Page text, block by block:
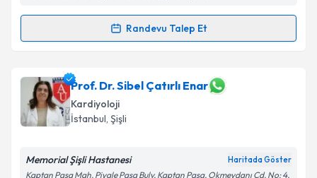
Randevu Talep Et
Randevu Takvimi Talebi
Uzm. Dr. Gizem Demiriçin randevu takvimi talebi
oluşturun. Size bu uzmandan randevu almanız için bir
takvim hazırlandığında e-posta ile bilgilendireceğiz.
Prof. Dr. Sibel Çatırlı Enar
Kardiyoloji
İstanbul, Şişli
Memorial Şişli Hastanesi Haritada Göster
Kaptan Paşa Mah. Piyale Paşa Bulv, Kaptan Paşa, Okmeydanı Cd. No: 4,